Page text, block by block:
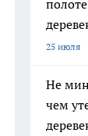
25 июля
Не
чем